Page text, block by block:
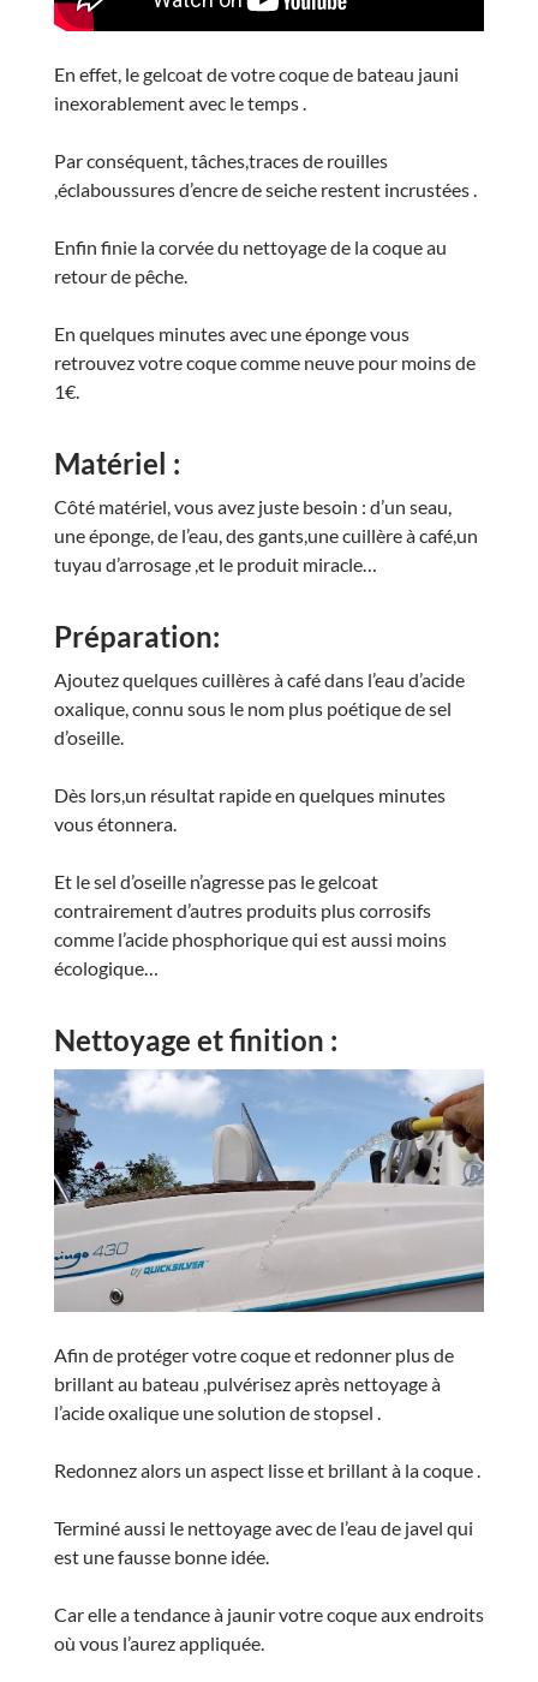
En effet, le gelcoat de votre coque de bateau jauni
inexorablement avec le temps .
Par conséquent, tâches,traces de rouilles
,éclaboussures d’encre de seiche restent incrustées .
Enfin finie la corvée du nettoyage de la coque au
retour de pêche.
En quelques minutes avec une éponge vous
retrouvez votre coque comme neuve pour moins de
1€.
Matériel :
Côté matériel, vous avez juste besoin : d’un seau,
une éponge, de l’eau, des gants,une cuillère à café,un
tuyau d’arrosage ,et le produit miracle…
Préparation:
Ajoutez quelques cuillères à café dans l’eau d’acide
oxalique, connu sous le nom plus poétique de sel
d’oseille.
Dès lors,un résultat rapide en quelques minutes
vous étonnera.
Et le sel d’oseille n’agresse pas le gelcoat
contrairement d’autres produits plus corrosifs
comme l’acide phosphorique qui est aussi moins
écologique…
Nettoyage et finition :
Afin de protéger votre coque et redonner plus de
brillant au bateau ,pulvérisez après nettoyage à
l’acide oxalique une solution de stopsel .
Redonnez alors un aspect lisse et brillant à la coque .
Terminé aussi le nettoyage avec de l’eau de javel qui
est une fausse bonne idée.
Car elle a tendance à jaunir votre coque aux endroits
où vous l’aurez appliquée.